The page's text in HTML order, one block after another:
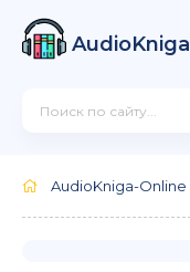
AudioKniga
AudioKniga-Online